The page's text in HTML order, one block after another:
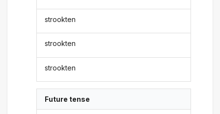
strookten
strookten
strookten
Future tense